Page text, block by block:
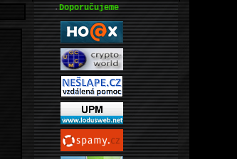
.Doporučujeme